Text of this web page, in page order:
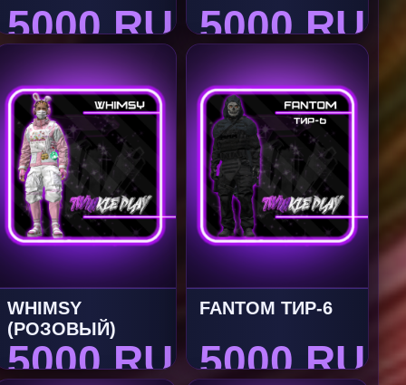
5000 RUB5000 RUB
WHIMSY
(РОЗОВЫЙ)
5000 RUB
FANTOM ТИР-6
5000 RUB